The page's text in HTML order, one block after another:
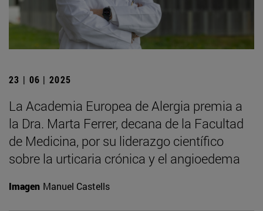
23 | 06 | 2025
La Academia Europea de Alergia premia a
la Dra. Marta Ferrer, decana de la Facultad
de Medicina, por su liderazgo científico
sobre la urticaria crónica y el angioedema
Imagen Manuel Castells